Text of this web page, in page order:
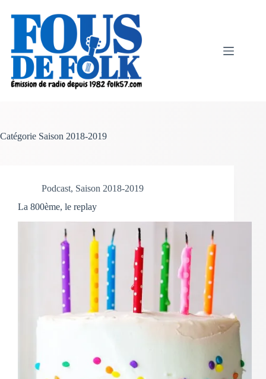
Catégorie Saison 2018-2019
Podcast, Saison 2018-2019
La 800ème, le replay